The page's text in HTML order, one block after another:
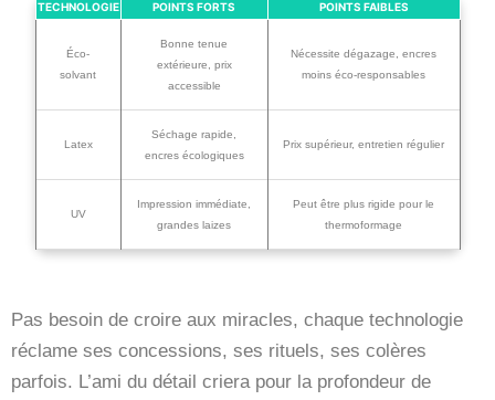
TECHNOLOGIE POINTS FORTS POINTS FAIBLES
Éco-
solvant
Bonne tenue
extérieure, prix
accessible
Nécessite dégazage, encres
moins éco-responsables
Latex
Séchage rapide,
encres écologiques
Prix supérieur, entretien régulier
UV
Impression immédiate,
grandes laizes
Peut être plus rigide pour le
thermoformage
Pas besoin de croire aux miracles, chaque technologie
réclame ses concessions, ses rituels, ses colères
parfois. L’ami du détail criera pour la profondeur de